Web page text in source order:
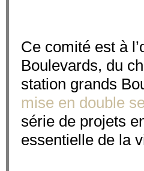
Ce comité est à
Boulevards, du
station grands
mise en double
série de projets
essentielle de la